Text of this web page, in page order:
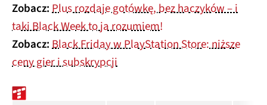
Zobacz:Plus rozdaje gotówkę, bez haczyków – i
taki Black Week to ja rozumiem!
Zobacz:Black Friday w PlayStation Store: niższe
ceny gier i subskrypcji